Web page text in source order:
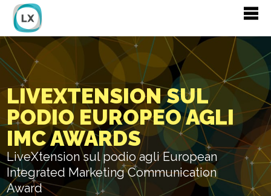
LIVEXTENSION SUL
PODIO EUROPEO AGLI
IMC AWARDS
LiveXtension sul podio agli European
Integrated Marketing Communication
Award